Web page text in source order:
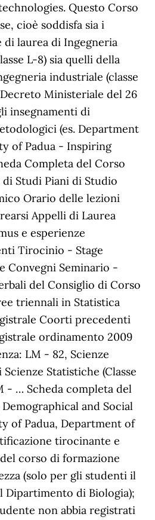
Questo Corso
cioè soddisfa sia i
di laurea di Ingegneria
L-8) sia quelli della
industriale (classe
Ministeriale del 26
insegnamenti di
(es. Department
of Padua - Inspiring
Completa del Corso
Studi Piani di Studio
Orario delle lezioni
Appelli di Laurea
e esperienze
Tirocinio - Stage
Convegni Seminario -
del Consiglio di Corso
triennali in Statistica
Coorti precedenti
ordinamento 2009
LM - 82, Scienze
Statistiche (Classe
- … Scheda completa del
and Social
of Padua, Department of
tirocinante e
corso di formazione
(solo per gli studenti il
Dipartimento di Biologia);
non abbia registrati